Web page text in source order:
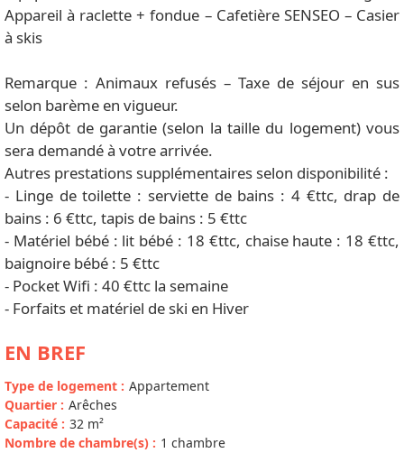
Appareil à raclette + fondue – Cafetière SENSEO – Casier
à skis
Remarque : Animaux refusés – Taxe de séjour en sus
selon barème en vigueur.
Un dépôt de garantie (selon la taille du logement) vous
sera demandé à votre arrivée.
Autres prestations supplémentaires selon disponibilité :
- Linge de toilette : serviette de bains : 4 €ttc, drap de
bains : 6 €ttc, tapis de bains : 5 €ttc
- Matériel bébé : lit bébé : 18 €ttc, chaise haute : 18 €ttc,
baignoire bébé : 5 €ttc
- Pocket Wifi : 40 €ttc la semaine
- Forfaits et matériel de ski en Hiver
EN BREF
Type de logement : Appartement
Quartier : Arêches
Capacité : 32 m²
Nombre de chambre(s) : 1 chambre